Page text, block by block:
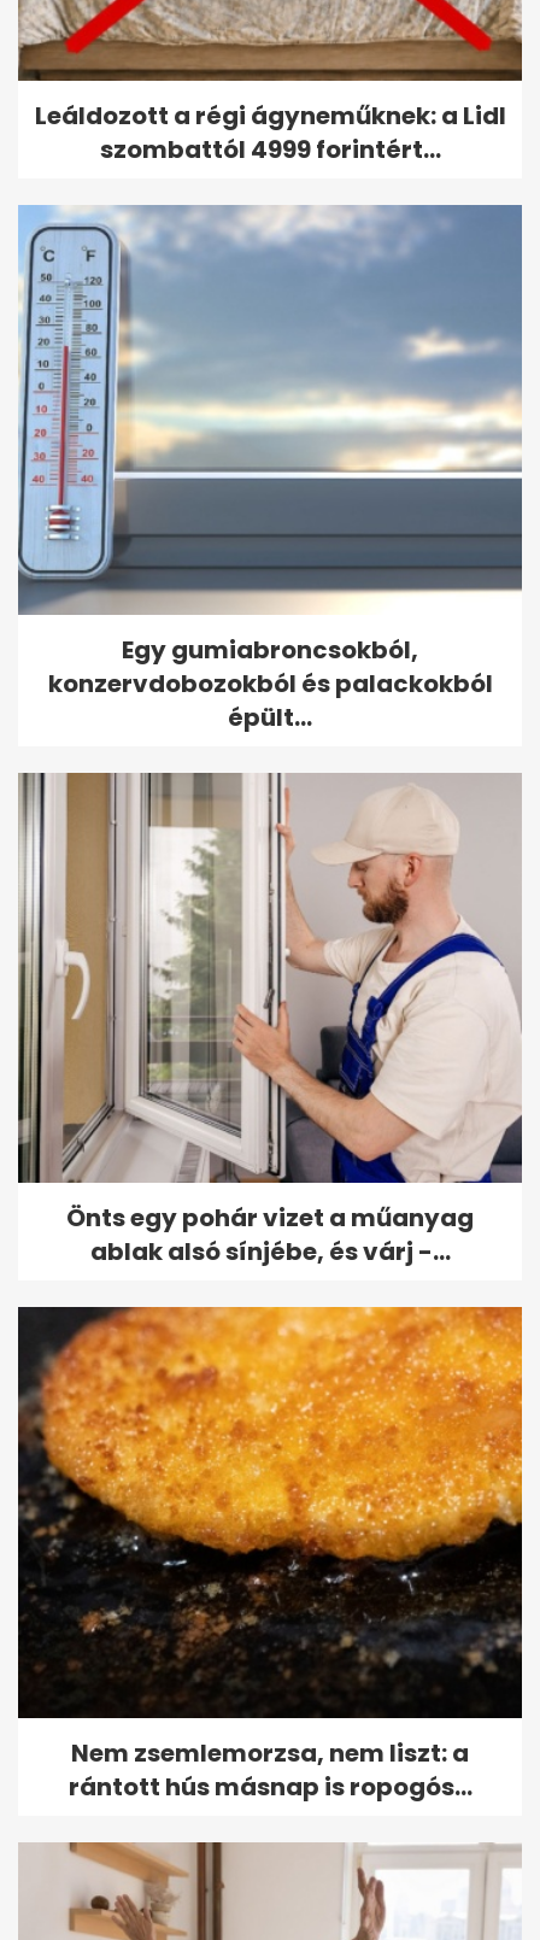
Leáldozott a régi ágyneműknek: a Lidl
szombattól 4999 forintért...
Egy gumiabroncsokból,
konzervdobozokból és palackokból
épült...
Önts egy pohár vizet a műanyag
ablak alsó sínjébe, és várj -...
Nem zsemlemorzsa, nem liszt: a
rántott hús másnap is ropogós...